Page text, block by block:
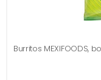
Burritos MEXIFOODS,